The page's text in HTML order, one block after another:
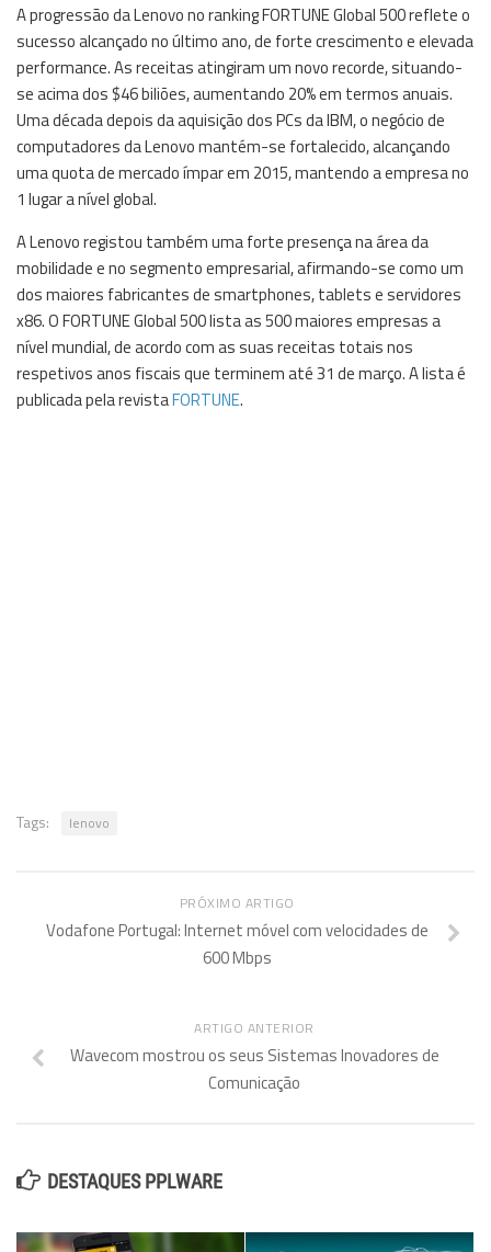
A progressão da Lenovo no ranking FORTUNE Global 500 reflete o
sucesso alcançado no último ano, de forte crescimento e elevada
performance. As receitas atingiram um novo recorde, situando-
se acima dos $46 biliões, aumentando 20% em termos anuais.
Uma década depois da aquisição dos PCs da IBM, o negócio de
computadores da Lenovo mantém-se fortalecido, alcançando
uma quota de mercado ímpar em 2015, mantendo a empresa no
1 lugar a nível global.
A Lenovo registou também uma forte presença na área da
mobilidade e no segmento empresarial, afirmando-se como um
dos maiores fabricantes de smartphones, tablets e servidores
x86. O FORTUNE Global 500 lista as 500 maiores empresas a
nível mundial, de acordo com as suas receitas totais nos
respetivos anos fiscais que terminem até 31 de março. A lista é
publicada pela revistaFORTUNE.
Tags: lenovo
PRÓXIMO ARTIGO
Vodafone Portugal: Internet móvel com velocidades de
600 Mbps
ARTIGO ANTERIOR
Wavecom mostrou os seus Sistemas Inovadores de
Comunicação
DESTAQUES PPLWARE